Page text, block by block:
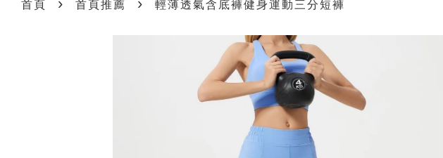
首頁 首頁推薦 輕薄透氣含底褲健身運動三分短褲